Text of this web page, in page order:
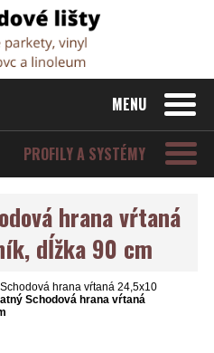
MENU
PROFILY A SYSTÉMY
hrana vŕtaná
dĺžka 90 cm
Schodová hrana vŕtaná 24,5x10
Schodová hrana vŕtaná